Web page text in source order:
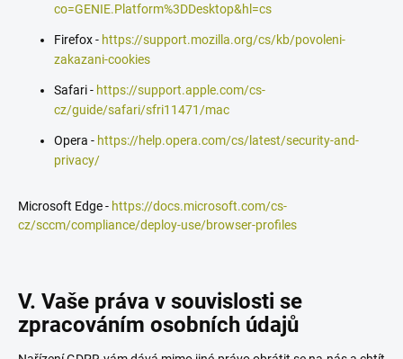
co=GENIE.Platform%3DDesktop&hl=cs
Firefox - https://support.mozilla.org/cs/kb/povoleni-
zakazani-cookies
Safari - https://support.apple.com/cs-
cz/guide/safari/sfri11471/mac
Opera - https://help.opera.com/cs/latest/security-and-
privacy/
Microsoft Edge - https://docs.microsoft.com/cs-
cz/sccm/compliance/deploy-use/browser-profiles
V. Vaše práva v souvislosti se
zpracováním osobních údajů